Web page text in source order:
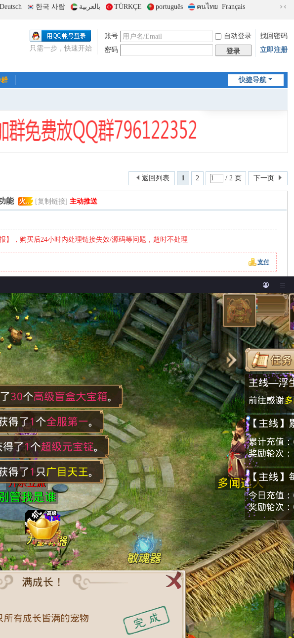
Deutsch 한국 사람 بالعربية TÜRKÇE português คนไทย Français
到
版
账号 自动登录
找回密码
密码
登录 立即注册
只需一步，快速开始
快捷导航
1 2 / 2 页 下一页
返回列表
能 火.. [复制链接] 主动推送
，购买后24小时内处理链接失效/源码等问题，超时不处理
支付